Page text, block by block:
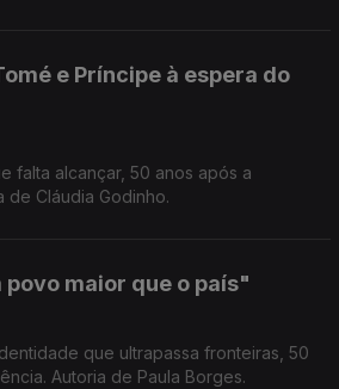
e Príncipe à espera do
falta alcançar, 50 anos após a
de Cláudia Godinho.
povo maior que o país"
que ultrapassa fronteiras, 50
Autoria de Paula Borges.